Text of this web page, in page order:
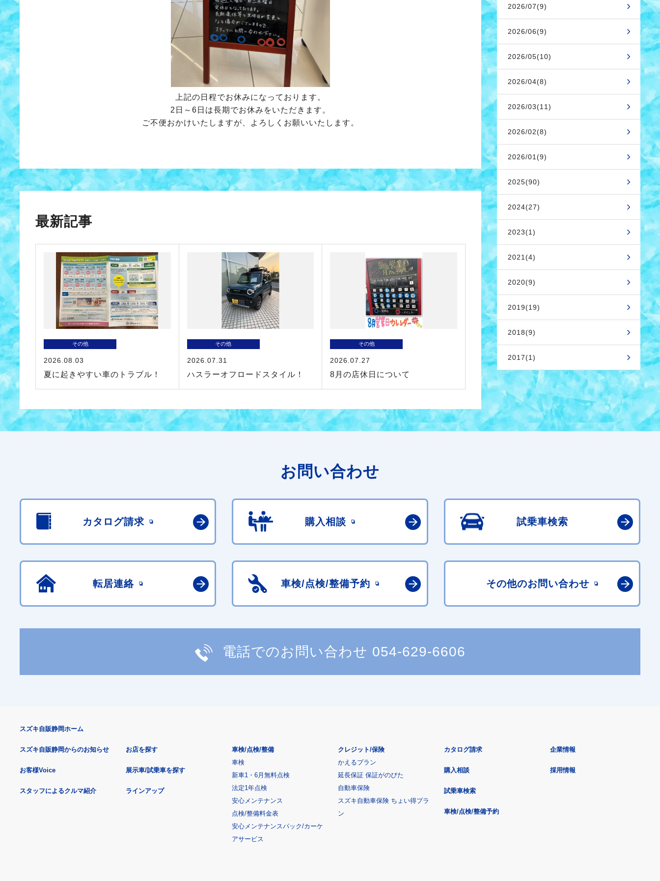
上記の日程でお休みになっております。
2日～6日は長期でお休みをいただきます。
ご不便おかけいたしますが、よろしくお願いいたします。
最新記事
その他
2026.08.03
夏に起きやすい車のトラブル！
その他
2026.07.31
ハスラーオフロードスタイル！
その他
2026.07.27
8月の店休日について
2026/07(9)
2026/06(9)
2026/05(10)
2026/04(8)
2026/03(11)
2026/02(8)
2026/01(9)
2025(90)
2024(27)
2023(1)
2021(4)
2020(9)
2019(19)
2018(9)
2017(1)
お問い合わせ
カタログ請求 購入相談 試乗車検索
転居連絡 車検/点検/整備予約 その他のお問い合わせ
電話でのお問い合わせ 054-629-6606
スズキ自販静岡ホーム
スズキ自販静岡からのお知らせ
お客様Voice
スタッフによるクルマ紹介
お店を探す
展示車/試乗車を探す
ラインアップ
車検/点検/整備
車検
新車1・6月無料点検
法定1年点検
安心メンテナンス
点検/整備料金表
安心メンテナンスパック/カーケ
アサービス
クレジット/保険
かえるプラン
延長保証 保証がのびた
自動車保険
スズキ自動車保険 ちょい得プラ
ン
カタログ請求
購入相談
試乗車検索
車検/点検/整備予約
企業情報
採用情報